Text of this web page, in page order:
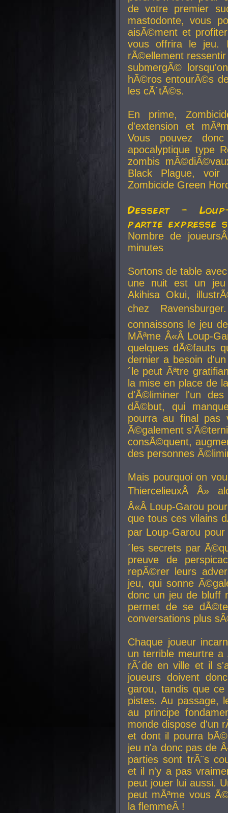
de votre premier
mastodonte, vous
aisÃ©ment et
vous offrira le jeu.
rÃ©ellement
submergÃ©
hÃ©ros entourÃ©s
les cÃ´tÃ©s.
En prime,
d'extension et
Vous pouvez
apocalyptique type
zombis
Black Plague,
Zombicide Green
Dessert -
partie expresse
Nombre de
minutes
Sortons de table
une nuit est un
Akihisa Okui,
chez
connaissons le jeu
MÃªme Â«Â Loup-
quelques dÃ©fauts
dernier a besoin
´le peut Ãªtre
la mise en place de
d'Ã©liminer l'un
dÃ©but, qui
pourra au final pas
Ã©galement
consÃ©quent,
des personnes
Mais pourquoi on
ThiercelieuxÂ Â»
Â«Â Loup-Garou
que tous ces vilains
par Loup-Garou
´les secrets par
preuve de
repÃ©rer leurs
jeu, qui sonne
donc un jeu de bluff
permet de se
conversations plus
Chaque joueur
un terrible meurtre
rÃ´de en ville et il
joueurs doivent
garou, tandis que
pistes. Au passage,
au principe
monde dispose d'un
et dont il pourra
jeu n'a donc pas de
parties sont trÃ¨s
et il n'y a pas
peut jouer lui aussi.
peut mÃªme vous
la flemmeÂ !